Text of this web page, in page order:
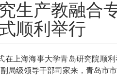
生产教融合
顺利举行
上海海事大学青岛研究院顺
局级领导干部司家来，青岛市